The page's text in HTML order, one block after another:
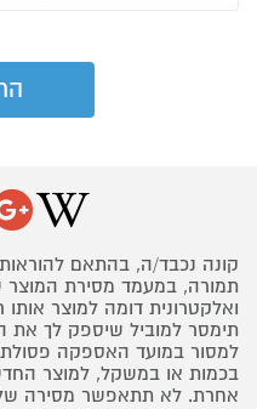
קונה נכבד/ה, בהתאם
תמורה, במעמד מסירת
ואלקטרונית דומה למוצר
תימסר למוביל שיספק לך את
למסור במועד האספקה פסולת
בכמות או במשקל, למוצר
אחרת. לא תתאפשר מסירה